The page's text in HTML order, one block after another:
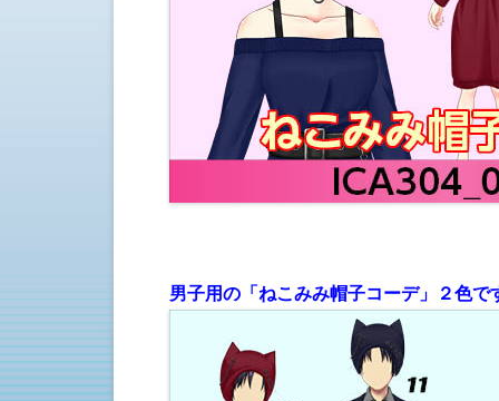
男子用の「ねこみみ帽子コーデ」２色で